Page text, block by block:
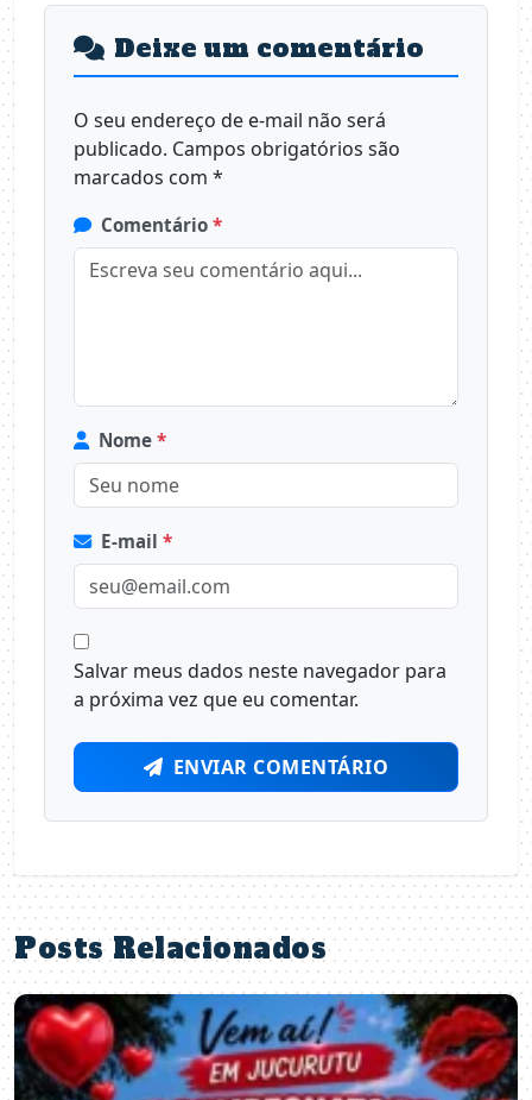
Deixe um comentário
O seu endereço de e-mail não será
publicado. Campos obrigatórios são
marcados com *
Comentário *
Nome *
E-mail *
Salvar meus dados neste navegador para
a próxima vez que eu comentar.
ENVIAR COMENTÁRIO
Posts Relacionados